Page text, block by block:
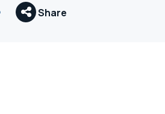
Share